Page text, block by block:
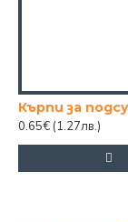
0.65€ (1.27лв.)